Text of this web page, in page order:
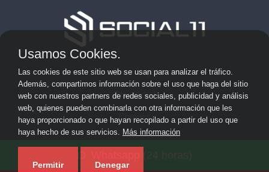
Aviso Legal
Privacidad
Cookies
posicionamiento web y SEO ·
Usamos Cookies.
Las cookies de este sitio web se usan para analizar el tráfico.
Además, compartimos información sobre el uso que haga del sitio
web con nuestros partners de redes sociales, publicidad y análisis
web, quienes pueden combinarla con otra información que les
haya proporcionado o que hayan recopilado a partir del uso que
haya hecho de sus servicios. Más información
Permitir Denegar